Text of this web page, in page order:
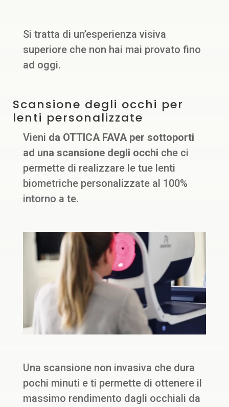
Si tratta di un’esperienza visiva
superiore che non hai mai provato fino
ad oggi.
Scansione degli occhi per
lenti personalizzate
Vieni da OTTICA FAVA per sottoporti
ad una scansione degli occhi che ci
permette di realizzare le tue lenti
biometriche personalizzate al 100%
intorno a te.
Una scansione non invasiva che dura
pochi minuti e ti permette di ottenere il
massimo rendimento dagli occhiali da